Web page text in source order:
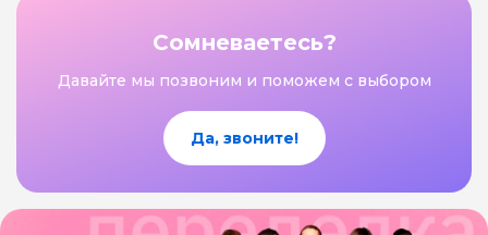
Сомневаетесь?
Давайте мы позвоним и поможем с выбором
Да, звоните!